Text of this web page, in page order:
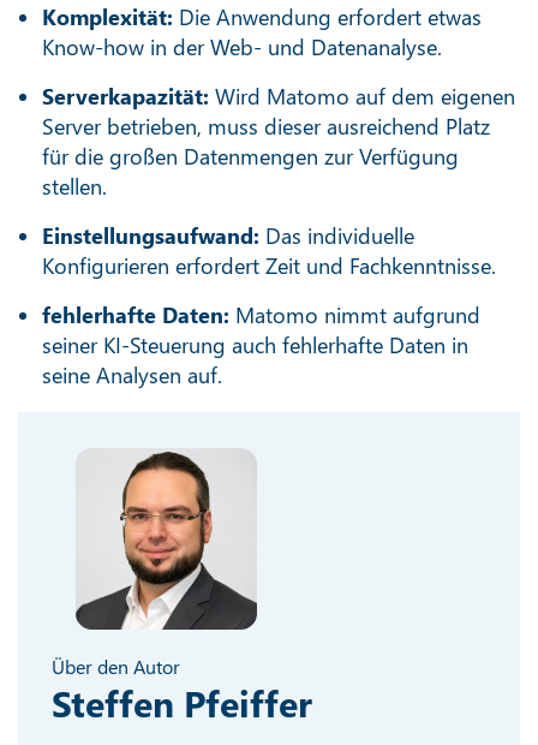
Komplexität: Die Anwendung erfordert etwas
Know-how in der Web- und Datenanalyse.
Serverkapazität: Wird Matomo auf dem eigenen
Server betrieben, muss dieser ausreichend Platz
für die großen Datenmengen zur Verfügung
stellen.
Einstellungsaufwand: Das individuelle
Konfigurieren erfordert Zeit und Fachkenntnisse.
fehlerhafte Daten: Matomo nimmt aufgrund
seiner KI-Steuerung auch fehlerhafte Daten in
seine Analysen auf.
Über den Autor
Steffen Pfeiffer